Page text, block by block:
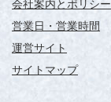
会社案内とポリシー
営業日・営業時間
運営サイト
サイトマップ